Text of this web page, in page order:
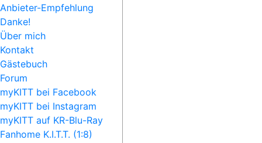
Anbieter-Empfehlung
Danke!
Über mich
Kontakt
Gästebuch
Forum
myKITT bei Facebook
myKITT bei Instagram
myKITT auf KR-Blu-Ray
Fanhome K.I.T.T. (1:8)